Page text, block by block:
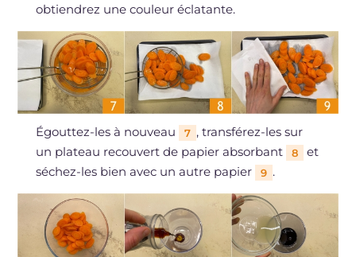
obtiendrez une couleur éclatante.
Égouttez-les à nouveau 7 , transférez-les sur
un plateau recouvert de papier absorbant
8
et
séchez-les bien avec un autre papier
9 .